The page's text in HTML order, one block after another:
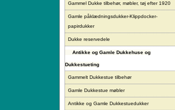
Gammel Dukke tilbehør, møbler, tøj efter 1920
Gamle påklædningsdukker-Klippdocker-
papirdukker
Dukke reservedele
Antikke og Gamle Dukkehuse og
Dukkestueting
Gammelt Dukkestue tilbehør
Gamle Dukkestue møbler
Antikke og Gamle Dukkestuedukker